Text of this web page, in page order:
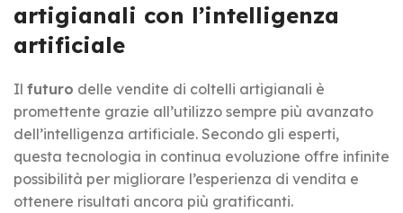
artigianali con l’intelligenza
artificiale
Il futuro delle vendite di coltelli artigianali è
promettente grazie all’utilizzo sempre più avanzato
dell’intelligenza artificiale. Secondo gli esperti,
questa tecnologia in continua evoluzione offre infinite
possibilità per migliorare l’esperienza di vendita e
ottenere risultati ancora più gratificanti.